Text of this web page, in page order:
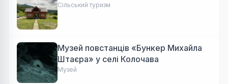
Сільський туризм
Музей повстанців «Бункер Михайла
Штаєра» у селі Колочава
Музей